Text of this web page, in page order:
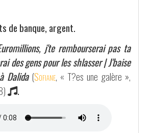
de banque, argent.
j'te rembourserai pas ta
des gens pour les shlasser | J'baise
Dalida (Sofiane, « T?es une galère »,
.